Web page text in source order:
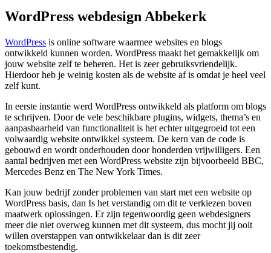
WordPress webdesign Abbekerk
WordPress is online software waarmee websites en blogs
ontwikkeld kunnen worden. WordPress maakt het gemakkelijk om
jouw website zelf te beheren. Het is zeer gebruiksvriendelijk.
Hierdoor heb je weinig kosten als de website af is omdat je heel veel
zelf kunt.
In eerste instantie werd WordPress ontwikkeld als platform om blogs
te schrijven. Door de vele beschikbare plugins, widgets, thema’s en
aanpasbaarheid van functionaliteit is het echter uitgegroeid tot een
volwaardig website ontwikkel systeem. De kern van de code is
gebouwd en wordt onderhouden door honderden vrijwilligers. Een
aantal bedrijven met een WordPress website zijn bijvoorbeeld BBC,
Mercedes Benz en The New York Times.
Kan jouw bedrijf zonder problemen van start met een website op
WordPress basis, dan Is het verstandig om dit te verkiezen boven
maatwerk oplossingen. Er zijn tegenwoordig geen webdesigners
meer die niet overweg kunnen met dit systeem, dus mocht jij ooit
willen overstappen van ontwikkelaar dan is dit zeer
toekomstbestendig.